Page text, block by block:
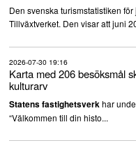
Den svenska turismstatistiken
Tillväxtverket. Den visar att juni
2026-07-30 19:16
Karta med 206 besöksmål
kulturarv
Statens fastighetsverkhar
“Välkommen till din histo...